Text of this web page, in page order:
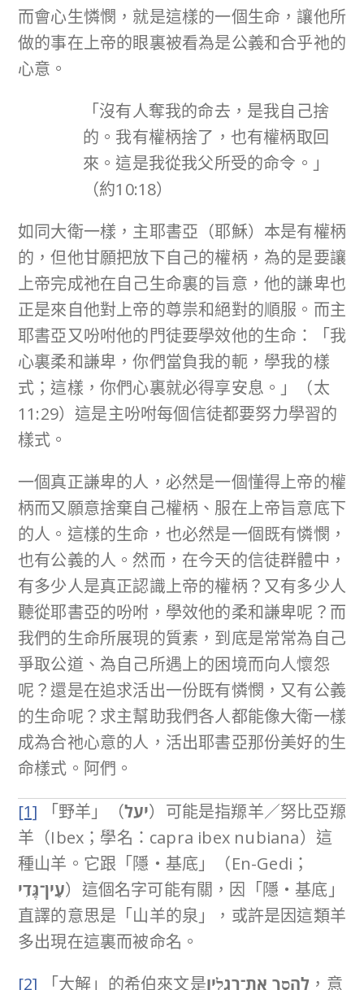
而會心生憐憫，就是這樣的一個生命，讓他所
做的事在上帝的眼裏被看為是公義和合乎祂的
心意。
「沒有人奪我的命去，是我自己捨
的。我有權柄捨了，也有權柄取回
來。這是我從我父所受的命令。」
（約10:18）
如同大衛一樣，主耶書亞（耶穌）本是有權柄
的，但他甘願把放下自己的權柄，為的是要讓
上帝完成祂在自己生命裏的旨意，他的謙卑也
正是來自他對上帝的尊祟和絕對的順服。而主
耶書亞又吩咐他的門徒要學效他的生命：「我
心裏柔和謙卑，你們當負我的軛，學我的樣
式；這樣，你們心裏就必得享安息。」（太
11:29）這是主吩咐每個信徒都要努力學習的
樣式。
一個真正謙卑的人，必然是一個懂得上帝的權
柄而又願意捨棄自己權柄、服在上帝旨意底下
的人。這樣的生命，也必然是一個既有憐憫，
也有公義的人。然而，在今天的信徒群體中，
有多少人是真正認識上帝的權柄？又有多少人
聽從耶書亞的吩咐，學效他的柔和謙卑呢？而
我們的生命所展現的質素，到底是常常為自己
爭取公道、為自己所遇上的困境而向人懷怨
呢？還是在追求活出一份既有憐憫，又有公義
的生命呢？求主幫助我們各人都能像大衛一樣
成為合祂心意的人，活出耶書亞那份美好的生
命樣式。阿們。
[1] 「野羊」（יעל）可能是指羱羊／努比亞羱
羊（Ibex；學名：capra ibex nubiana）這
種山羊。它跟「隱‧基底」（En-Gedi；
עֵֽין־גֶּֽדִי）這個名字可能有關，因「隱‧基底」
直譯的意思是「山羊的泉」，或許是因這類羊
多出現在這裏而被命名。
[2] 「大解」的希伯來文是לְהָסֵ֣ךְ אֶת־רַגְלָ֑יו ，意